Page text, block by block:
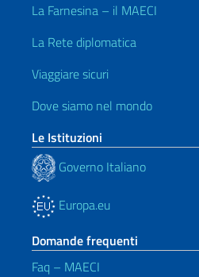
La Farnesina – il MAECI
La Rete diplomatica
Viaggiare sicuri
Dove siamo nel mondo
Le Istituzioni
Governo Italiano
Europa.eu
Domande frequenti
Faq – MAECI